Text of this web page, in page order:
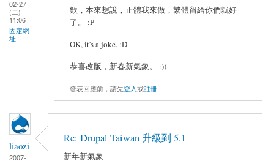
02-27
(二)
11:06
固定網
址
欸，本來想說，正體我來做，繁體留給你們就好
了。 :P
OK, it's a joke. :D
恭喜改版，新春新氣象。 :))
發表回應前，請先登入或註冊
liaozi
2007-
Re: Drupal Taiwan 升級到 5.1
新年新氣象